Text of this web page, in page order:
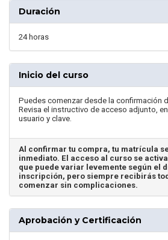
Duración
24 horas
Inicio del curso
Puedes comenzar desde la confirmación
Revisa el instructivo de acceso adjunto,
usuario y clave.
Al confirmar tu compra, tu matrícula
inmediato. El acceso al curso se
que puede variar levemente según el
inscripción, pero siempre recibirás
comenzar sin complicaciones.
Aprobación y Certificación